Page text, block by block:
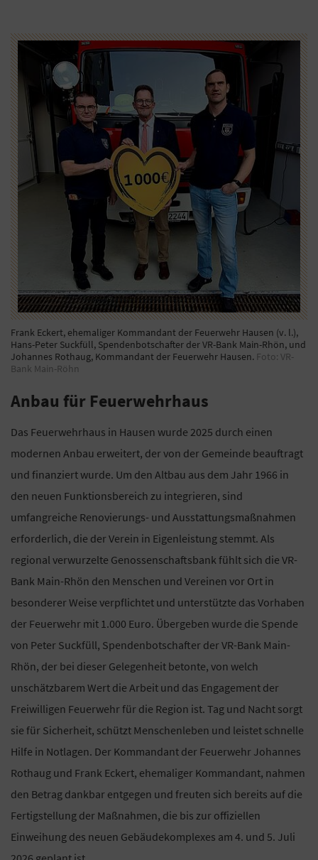
Frank Eckert, ehemaliger Kommandant der Feuerwehr Hausen (v. l.),
Hans-Peter Suckfüll, Spendenbotschafter der VR-Bank Main-Rhön, und
Johannes Rothaug, Kommandant der Feuerwehr Hausen. Foto: VR-
Bank Main-Röhn
Anbau für Feuerwehrhaus
Das Feuerwehrhaus in Hausen wurde 2025 durch einen
modernen Anbau erweitert, der von der Gemeinde beauftragt
und finanziert wurde. Um den Altbau aus dem Jahr 1966 in
den neuen Funktionsbereich zu integrieren, sind
umfangreiche Renovierungs- und Ausstattungsmaßnahmen
erforderlich, die der Verein in Eigenleistung stemmt. Als
regional verwurzelte Genossenschaftsbank fühlt sich die VR-
Bank Main-Rhön den Menschen und Vereinen vor Ort in
besonderer Weise verpflichtet und unterstützte das Vorhaben
der Feuerwehr mit 1.000 Euro. Übergeben wurde die Spende
von Peter Suckfüll, Spendenbotschafter der VR-Bank Main-
Rhön, der bei dieser Gelegenheit betonte, von welch
unschätzbarem Wert die Arbeit und das Engagement der
Freiwilligen Feuerwehr für die Region ist. Tag und Nacht sorgt
sie für Sicherheit, schützt Menschenleben und leistet schnelle
Hilfe in Notlagen. Der Kommandant der Feuerwehr Johannes
Rothaug und Frank Eckert, ehemaliger Kommandant, nahmen
den Betrag dankbar entgegen und freuten sich bereits auf die
Fertigstellung der Maßnahmen, die bis zur offiziellen
Einweihung des neuen Gebäudekomplexes am 4. und 5. Juli